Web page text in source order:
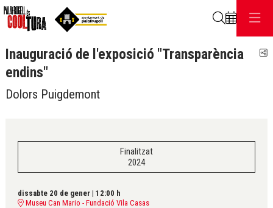
Inauguració de l'exposició "Transparència
endins"
Dolors Puigdemont
Finalitzat
2024
dissabte 20 de gener | 12:00 h
Museu Can Mario - Fundació Vila Casas